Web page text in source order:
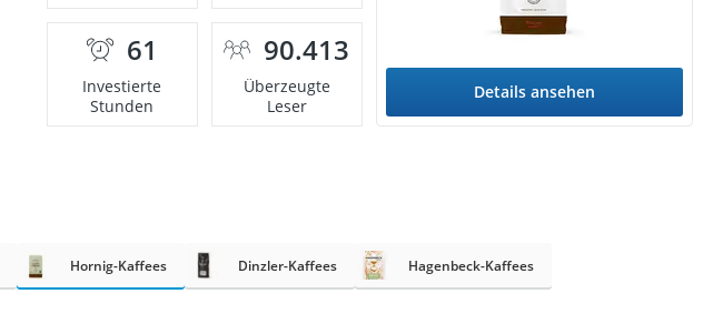
61
Investierte
Stunden
90.413
Überzeugte
Leser
Details ansehen
Hornig-Kaffees Dinzler-Kaffees Hagenbeck-Kaffees